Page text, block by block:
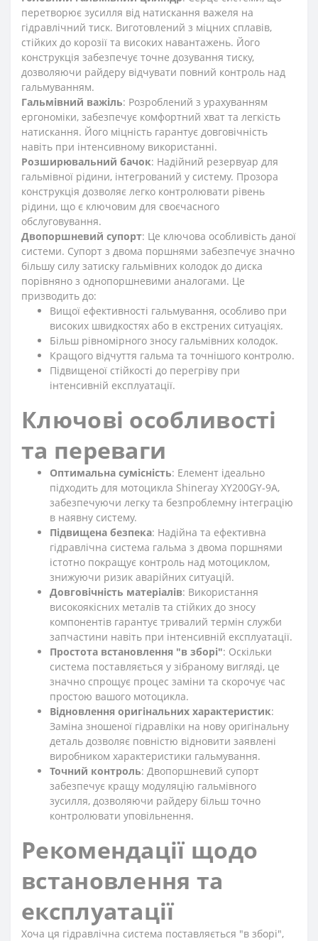
перетворює зусилля від натискання важеля на
гідравлічний тиск. Виготовлений з міцних сплавів,
стійких до корозії та високих навантажень. Його
конструкція забезпечує точне дозування тиску,
дозволяючи райдеру відчувати повний контроль над
гальмуванням.
Гальмівний важіль: Розроблений з урахуванням
ергономіки, забезпечує комфортний хват та легкість
натискання. Його міцність гарантує довговічність
навіть при інтенсивному використанні.
Розширювальний бачок: Надійний резервуар для
гальмівної рідини, інтегрований у систему. Прозора
конструкція дозволяє легко контролювати рівень
рідини, що є ключовим для своєчасного
обслуговування.
Двопоршневий супорт: Це ключова особливість даної
системи. Супорт з двома поршнями забезпечує значно
більшу силу затиску гальмівних колодок до диска
порівняно з однопоршневими аналогами. Це
призводить до:
Вищої ефективності гальмування, особливо при
високих швидкостях або в екстрених ситуаціях.
Більш рівномірного зносу гальмівних колодок.
Кращого відчуття гальма та точнішого контролю.
Підвищеної стійкості до перегріву при
інтенсивній експлуатації.
Ключові особливості
та переваги
Оптимальна сумісність: Елемент ідеально
підходить для мотоцикла Shineray XY200GY-9A,
забезпечуючи легку та безпроблемну інтеграцію
в наявну систему.
Підвищена безпека: Надійна та ефективна
гідравлічна система гальма з двома поршнями
істотно покращує контроль над мотоциклом,
знижуючи ризик аварійних ситуацій.
Довговічність матеріалів: Використання
високоякісних металів та стійких до зносу
компонентів гарантує тривалий термін служби
запчастини навіть при інтенсивній експлуатації.
Простота встановлення "в зборі": Оскільки
система поставляється у зібраному вигляді, це
значно спрощує процес заміни та скорочує час
простою вашого мотоцикла.
Відновлення оригінальних характеристик:
Заміна зношеної гідравліки на нову оригінальну
деталь дозволяє повністю відновити заявлені
виробником характеристики гальмування.
Точний контроль: Двопоршневий супорт
забезпечує кращу модуляцію гальмівного
зусилля, дозволяючи райдеру більш точно
контролювати уповільнення.
Рекомендації щодо
встановлення та
експлуатації
Хоча ця гідравлічна система поставляється "в зборі",